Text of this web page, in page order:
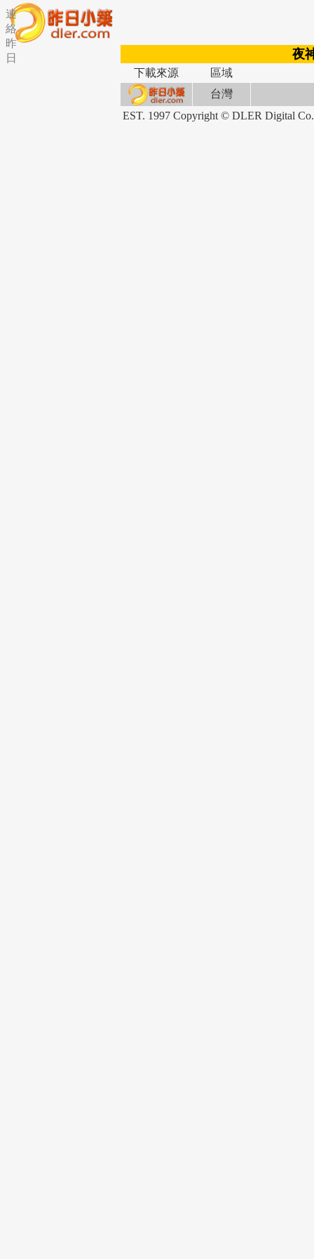
夜
下載來源
區域
台灣
EST. 1997 Copyright © DLER Digital
連
絡
昨
日